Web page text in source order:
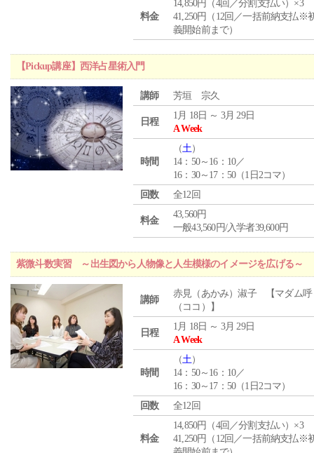
料金
14,850円（4回／分割支払い）×3
41,250円（12回／一括前納支払※
義開始前まで）
【Pickup講座】西洋占星術入門
講師 芳垣 宗久
日程
1月 18日 ～ 3月 29日
A Week
時間
（土）
14：50～16：10／
16：30～17：50（1日2コマ）
回数
全12回
料金
43,560円
一般43,560円/入学者39,600円
紫微斗数実習 ～出生図から人物像と人生模様のイメージを広げる～
講師
赤見（あかみ）淑子 【マダム呼
（ココ）】
日程
1月 18日 ～ 3月 29日
A Week
時間
（土）
14：50～16：10／
16：30～17：50（1日2コマ）
回数
全12回
料金
14,850円（4回／分割支払い）×3
41,250円（12回／一括前納支払※